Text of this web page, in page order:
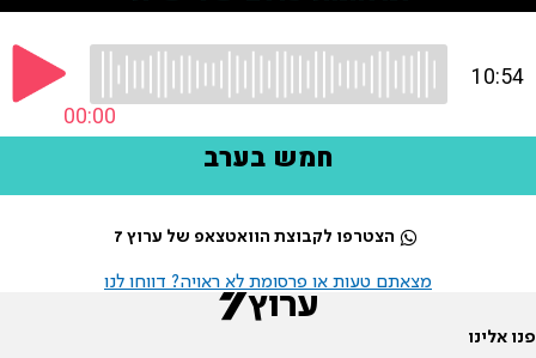
הצטרפו לקבוצת הוואטצאפ של ערוץ 7
מצאתם טעות או פרסומת לא ראויה? דווחו לנו
פנו אלינו